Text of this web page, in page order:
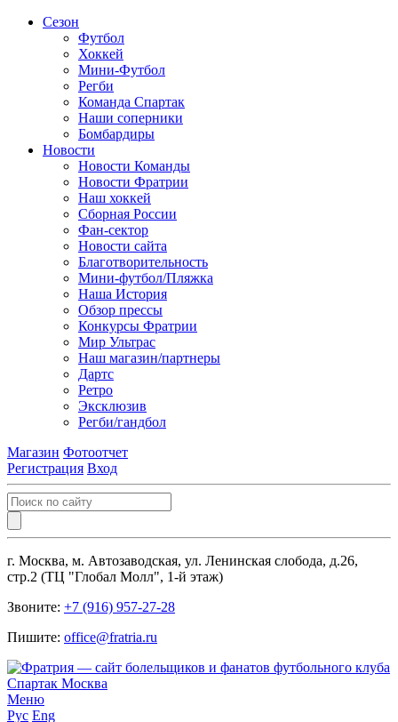
Сезон
Футбол
Хоккей
Мини-Футбол
Регби
Команда Спартак
Наши соперники
Бомбардиры
Новости
Новости Команды
Новости Фратрии
Наш хоккей
Сборная России
Фан-cектор
Новости сайта
Благотворительность
Мини-футбол/Пляжка
Наша История
Обзор прессы
Конкурсы Фратрии
Мир Ультрас
Наш магазин/партнеры
Дартс
Ретро
Эксклюзив
Регби/гандбол
Магазин Фотоотчет
Регистрация Вход
г. Москва, м. Автозаводская, ул. Ленинская слобода, д.26,
стр.2 (ТЦ "Глобал Молл", 1-й этаж)
Звоните: +7 (916) 957-27-28
Пишите: office@fratria.ru
Меню
Рус Eng